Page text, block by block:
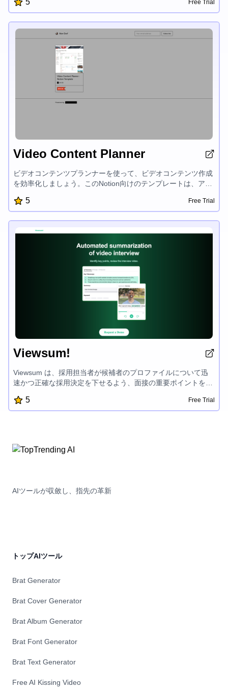
きます。Dataclay Stationスイートには、安全なデータ管理を
行うQUEとオートメーション化されたレンダリングと配信を行
5 Free Trial
Video Content Planner
ビデオコンテンツプランナーを使って、ビデオコンテンツ作成
を効率化しましょう。このNotion向けのテンプレートは、アイ
生産性を高め、視聴者に訴求力のあるビデオコンテンツを提供
できます。
5 Free Trial
Viewsum!
Viewsum は、採用担当者が候補者のプロファイルについて迅
速かつ正確な採用決定を下せるよう、面接の重要ポイントを把
要約ツールです。
5 Free Trial
AIツールが収斂し、指先の革新
トップAIツール
Brat Generator
Brat Cover Generator
Brat Album Generator
Brat Font Generator
Brat Text Generator
Free AI Kissing Video